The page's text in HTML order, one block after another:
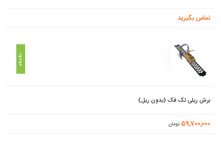
تماس بگیرید
موجود
برش ریلی تک فک (بدون ریل)
59,700,000 تومان